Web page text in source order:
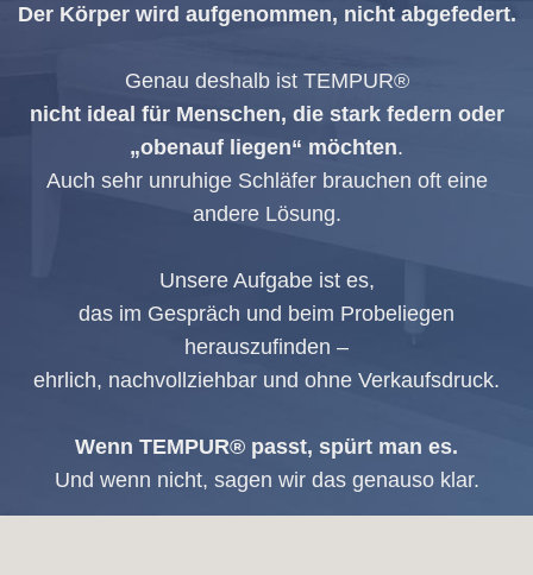
Der Körper wird aufgenommen, nicht abgefedert.
Genau deshalb ist TEMPUR®
nicht ideal für Menschen, die stark federn oder
„obenauf liegen“ möchten.
Auch sehr unruhige Schläfer brauchen oft eine
andere Lösung.
Unsere Aufgabe ist es,
das im Gespräch und beim Probeliegen
herauszufinden –
ehrlich, nachvollziehbar und ohne Verkaufsdruck.
Wenn TEMPUR® passt, spürt man es.
Und wenn nicht, sagen wir das genauso klar.